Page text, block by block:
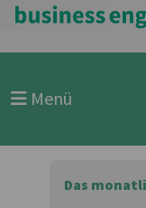
Menü
Das